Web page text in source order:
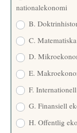
nationalekonomi
B.
C.
D.
E.
F.
G. Finansiell
H. Offentlig